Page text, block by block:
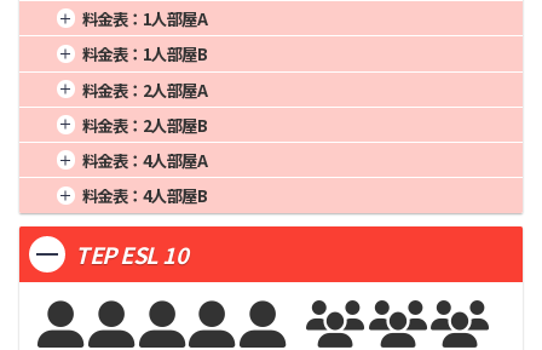
料金表： 1人部屋A
1週間
87,750
2週間
162,000
3週間
222,750
4週間
8週間
540,000
12週間
810,000
20週間
1,350,000
24週間
1,620,000
料金表： 1人部屋B
1週間
86,125
2週間
159,000
3週間
218,625
8週間
530,000
12週間
795,000
20週間
1,325,000
24週間
1,590,000
料金表： 2人部屋A
1週間
71,500
2週間
132,000
3週間
181,500
4週間
8週間
440,000
12週間
660,000
20週間
1,100,000
24週間
1,320,000
料金表： 2人部屋B
1週間
69,875
2週間
129,000
3週間
177,375
8週間
430,000
12週間
645,000
20週間
1,075,000
24週間
1,290,000
料金表： 4人部屋A
1週間
65,000
2週間
120,000
3週間
165,000
4週間
8週間
400,000
20週間
1,000,000
料金表： 4人部屋B
1週間
63,375
2週間
117,000
3週間
160,875
4週間
195,000
12週間
585,000
16週間
780,000
24週間
1,170,000
TEP ESL 10
 